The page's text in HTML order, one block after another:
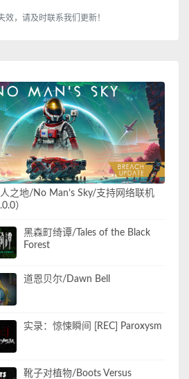
效，请及时联系我们更新！
之地/No Man’s Sky/支持网络联机
）
黑森町绮谭/Tales of the Black
Forest
道恩贝尔/Dawn Bell
实录：惊悚瞬间 [REC] Paroxysm
靴子对植物/Boots Versus